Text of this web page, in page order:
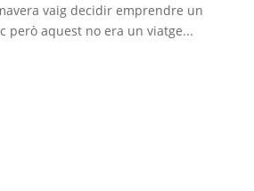
vaig decidir emprendre un
però aquest no era un viatge...